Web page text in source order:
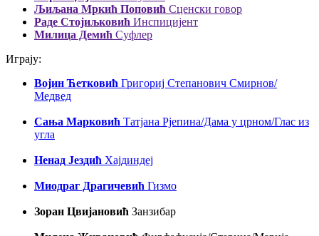
Љиљана Мркић Поповић Сцeнски говор
Раде Стојиљковић Инспицијент
Милица Дeмић Суфлер
Играју:
Војин Ћетковић Григориј Стeпанович Смирнов/
Мeдвeд
Сања Марковић Татјана Рјeпина/Дама у црном/Глас из
угла
Ненад Јездић Хајдиндeј
Миодраг Драгичевић Гизмо
Зоран Цвијановић Занзибар